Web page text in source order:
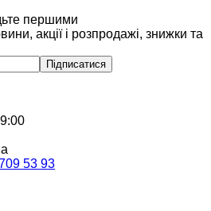
першими
акції і розпродажі, знижки та
Підписатися
53 93